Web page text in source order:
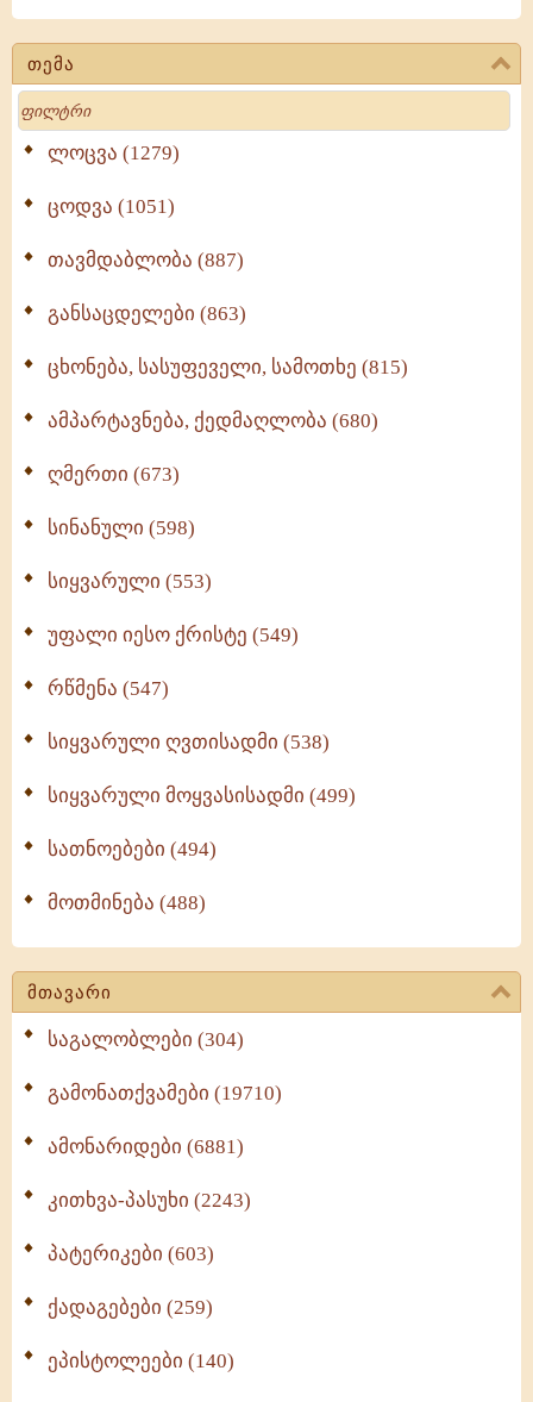
თემა
Search
ლოცვა (1279)
ცოდვა (1051)
თავმდაბლობა (887)
განსაცდელები (863)
ცხონება, სასუფეველი, სამოთხე (815)
ამპარტავნება, ქედმაღლობა (680)
ღმერთი (673)
სინანული (598)
სიყვარული (553)
უფალი იესო ქრისტე (549)
რწმენა (547)
სიყვარული ღვთისადმი (538)
სიყვარული მოყვასისადმი (499)
სათნოებები (494)
მოთმინება (488)
მთავარი
საგალობლები (304)
გამონათქვამები (19710)
ამონარიდები (6881)
კითხვა-პასუხი (2243)
პატერიკები (603)
ქადაგებები (259)
ეპისტოლეები (140)